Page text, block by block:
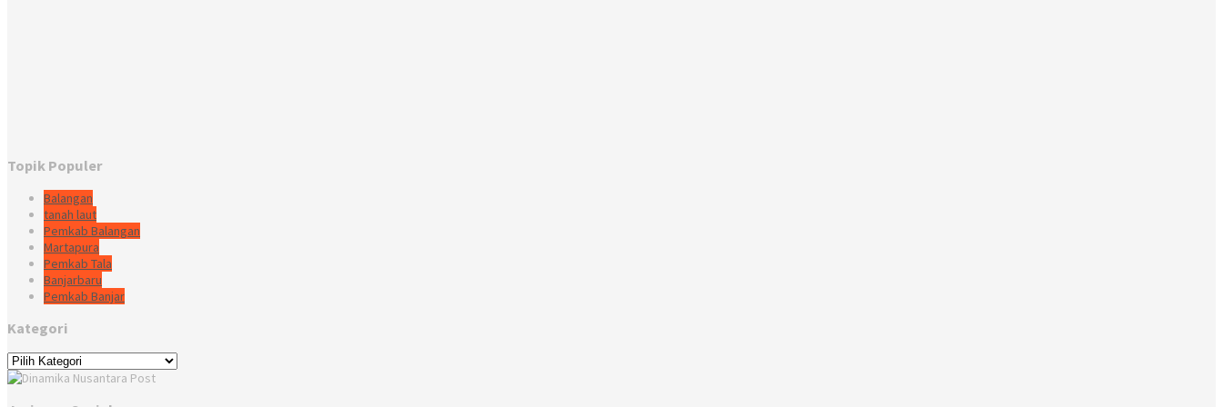
Topik Populer
Balangan
tanah laut
Pemkab Balangan
Martapura
Pemkab Tala
Banjarbaru
Pemkab Banjar
Kategori
Kategori